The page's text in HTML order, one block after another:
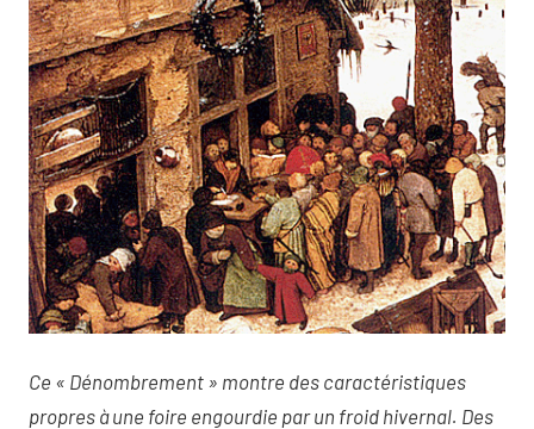
Ce « Dénombrement » montre des caractéristiques
propres à une foire engourdie par un froid hivernal. Des